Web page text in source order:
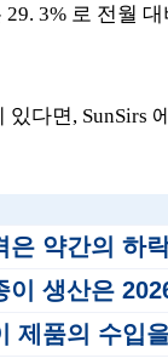
3% 로 전월
다면, SunSirs
은 수준 내에서 변동이 예상됩니
에 전년 대비 감소했습
세를 두 배로 늘릴 계획입니